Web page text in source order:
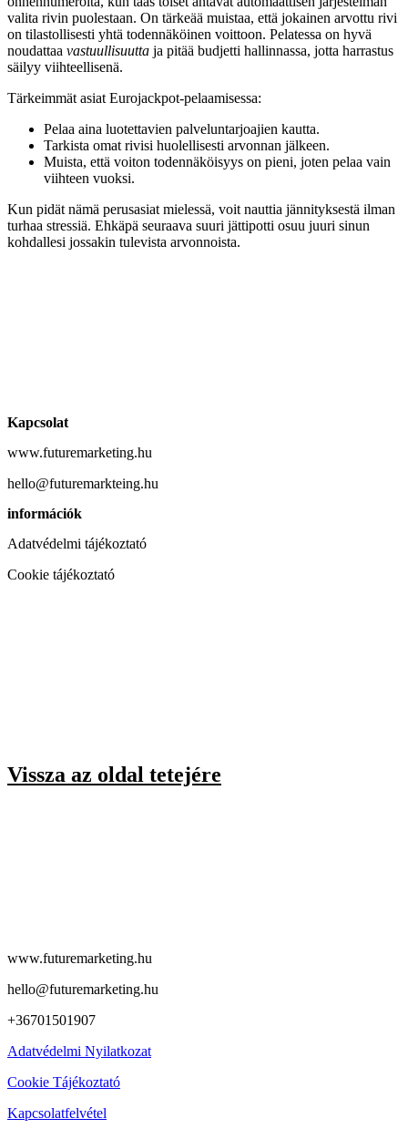
valita rivin puolestaan. On tärkeää muistaa, että jokainen arvottu rivi
on tilastollisesti yhtä todennäköinen voittoon. Pelatessa on hyvä
noudattaa vastuullisuutta ja pitää budjetti hallinnassa, jotta harrastus
säilyy viihteellisenä.
Tärkeimmät asiat Eurojackpot-pelaamisessa:
Pelaa aina luotettavien palveluntarjoajien kautta.
Tarkista omat rivisi huolellisesti arvonnan jälkeen.
Muista, että voiton todennäköisyys on pieni, joten pelaa vain
viihteen vuoksi.
Kun pidät nämä perusasiat mielessä, voit nauttia jännityksestä ilman
turhaa stressiä. Ehkäpä seuraava suuri jättipotti osuu juuri sinun
kohdallesi jossakin tulevista arvonnoista.
Kapcsolat
www.futuremarketing.hu
hello@futuremarkteing.hu
információk
Adatvédelmi tájékoztató
Cookie tájékoztató
Vissza az oldal tetejére
www.futuremarketing.hu
hello@futuremarketing.hu
+36701501907
Adatvédelmi Nyilatkozat
Cookie Tájékoztató
Kapcsolatfelvétel